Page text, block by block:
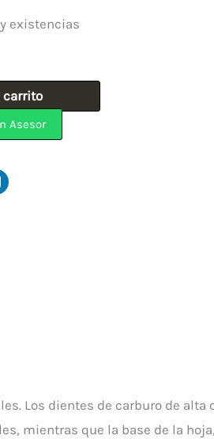
existencias
carrito
Asesor
Los dientes de carburo de alta
mientras que la base de la